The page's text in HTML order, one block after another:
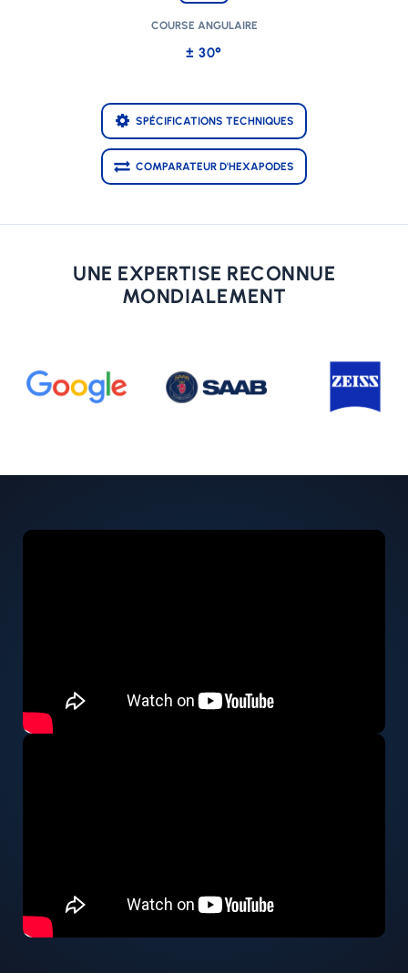
COURSE ANGULAIRE
± 30°
SPÉCIFICATIONS TECHNIQUES
COMPARATEUR D'HEXAPODES
UNE EXPERTISE RECONNUE
MONDIALEMENT